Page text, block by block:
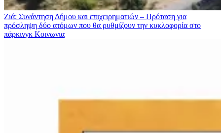
Ζιά: Συνάντηση Δήμου και επιχειρηματιών – Πρόταση για
πρόσληψη δύο ατόμων που θα ρυθμίζουν την κυκλοφορία στο
πάρκινγκ Κοινωνια